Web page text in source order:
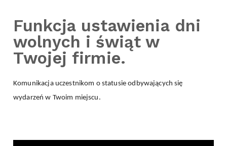
Funkcja ustawienia dni
wolnych i świąt w
Twojej firmie.
Komunikacja uczestnikom o statusie odbywających się
wydarzeń w Twoim miejscu.